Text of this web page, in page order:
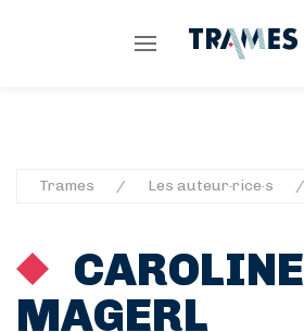
Trames Les auteur·rice·s
CAROLINE
MAGERL